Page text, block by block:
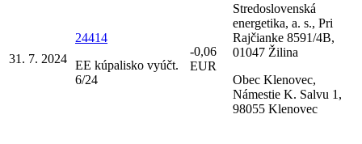
31. 7. 2024
24414
EE kúpalisko vyúčt.
6/24
-0,06
EUR
Stredoslovenská
energetika, a. s., Pri
Rajčianke 8591/4B,
01047 Žilina
Obec Klenovec,
Námestie K. Salvu 1,
98055 Klenovec